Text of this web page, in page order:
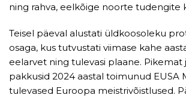
ning rahva, eelkõige noorte tudengite
Teisel päeval alustati üldkoosoleku
osaga, kus tutvustati viimase kahe
eelarvet ning tulevasi plaane. Pikemat
pakkusid 2024 aastal toimunud EUSA
tulevased Euroopa meistrivõistlused.